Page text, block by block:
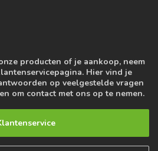
producten of je aankoop, neem
Hier vind je
op veelgestelde vragen
om contact met ons op te nemen.